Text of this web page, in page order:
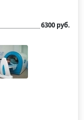
6300 руб.